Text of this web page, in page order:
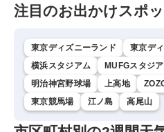
注目のお出かけスポッ
東京ディズニーランド
東京デ
横浜スタジアム
MUFGスタジ
明治神宮野球場
上高地
東京競馬場
江ノ島 高尾山